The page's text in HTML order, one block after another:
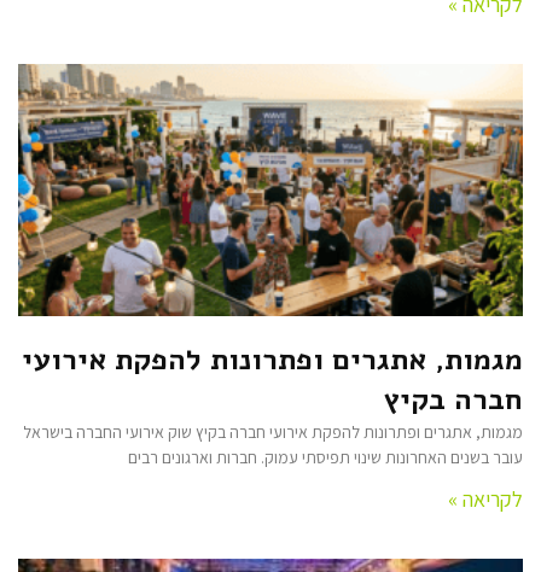
מגמות, אתגרים ופתרונות להפקת אירועי
חברה בקיץ
מגמות, אתגרים ופתרונות להפקת אירועי חברה בקיץ שוק אירועי החברה בישראל
עובר בשנים האחרונות שינוי תפיסתי עמוק. חברות וארגונים רבים
לקריאה »